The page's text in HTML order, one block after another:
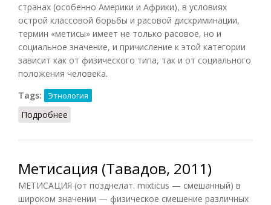
странах (особенно Америки и Африки), в условиях
острой классовой борьбы и расовой дискриминации,
термин «метисы» имеет не только расовое, но и
социальное значение, и причисление к этой категории
зависит как от физического типа, так и от социального
положения человека.
Tags:
Этнология
Подробнее
Метисация (Тавадов, 2011)
МЕТИСАЦИЯ (от позднелат. mixticus — смешанный) в
широком значении — физическое смешение различных